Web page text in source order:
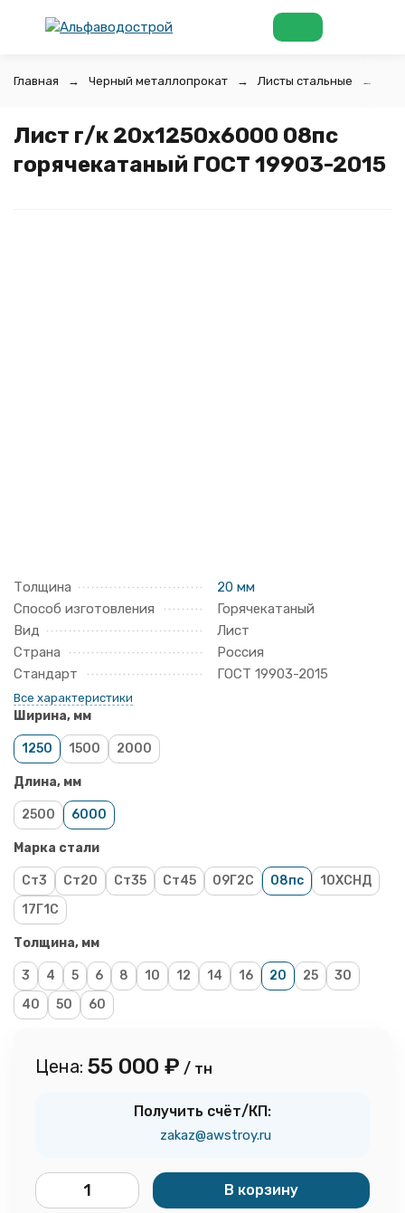
Главная Черный металлопрокат Листы стальные
Лист г/к 20х1250x6000 08пс
горячекатаный ГОСТ 19903-2015
Толщина
20 мм
Способ изготовления
Горячекатаный
Вид
Лист
Страна
Россия
Стандарт
ГОСТ 19903-2015
Все характеристики
Ширина, мм
1250 1500 2000
Длина, мм
2500 6000
Марка стали
Ст3 Ст20 Ст35 Ст45 09Г2С 08пс
10ХСНД
17Г1С
Толщина, мм
3 4 5 6 8 10 12 14 16 20 25
30
40
50 60
Цена: 55 000 ₽ / тн
Получить счёт/КП:
zakaz@awstroy.ru
В корзину